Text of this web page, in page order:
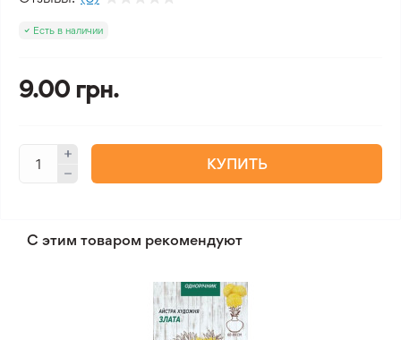
Есть в наличии
9.00 грн.
КУПИТЬ
С этим товаром рекомендуют